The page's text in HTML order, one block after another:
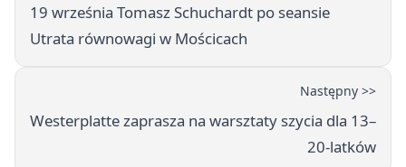
19 września Tomasz Schuchardt po seansie
Utrata równowagi w Mościcach
Następny >>
Westerplatte zaprasza na warsztaty szycia dla 13–
20-latków